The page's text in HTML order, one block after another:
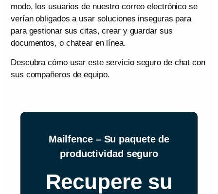
modo, los usuarios de nuestro correo electrónico se
verían obligados a usar soluciones inseguras para
para gestionar sus citas, crear y guardar sus
documentos, o chatear en línea.
Descubra cómo usar este servicio seguro de chat con
sus compañeros de equipo.
Mailfence – Su paquete de
productividad seguro
Recupere su